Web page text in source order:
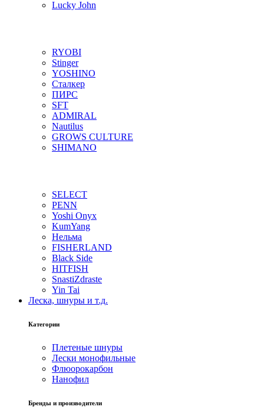
Lucky John
RYOBI
Stinger
YOSHINO
Сталкер
ПИРС
SFT
ADMIRAL
Nautilus
GROWS CULTURE
SHIMANO
SELECT
PENN
Yoshi Onyx
KumYang
Нельма
FISHERLAND
Black Side
HITFISH
SnastiZdraste
Yin Tai
Леска, шнуры и т.д.
Категории
Плетеные шнуры
Лески монофильные
Флюорокарбон
Нанофил
Бренды и производители